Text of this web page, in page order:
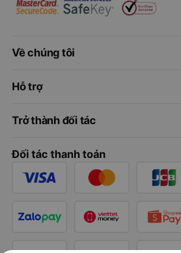
Về chúng tôi
Hỗ trợ
Trở thành đối tác
Đối tác thanh toán